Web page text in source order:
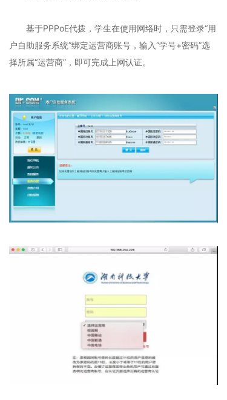
基于PPPoE代拨，学生在使用网络时，只需登录“用
户自助服务系统”绑定运营商账号，输入“学号+密码”选
择所属“运营商”，即可完成上网认证。